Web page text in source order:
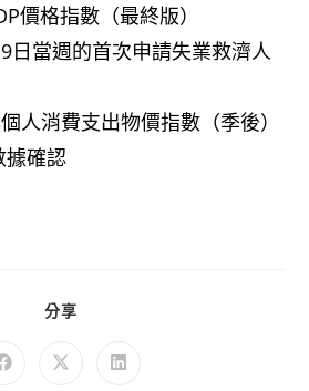
價格指數（最終版）
日當週的首次申請失業救濟人
人消費支出物價指數（季後）
據確認
分享